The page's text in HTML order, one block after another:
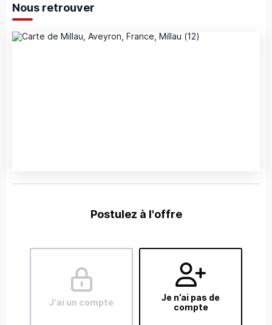
Nous retrouver
Postulez à l'offre
J'ai un compte
Je n’ai pas de
compte